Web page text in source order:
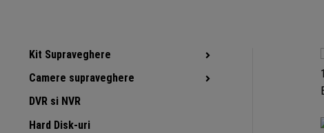
Kit Supraveghere
Camere supraveghere
DVR si NVR
Hard Disk-uri